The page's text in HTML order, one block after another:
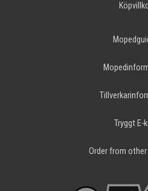
Tryggt E-
Order from